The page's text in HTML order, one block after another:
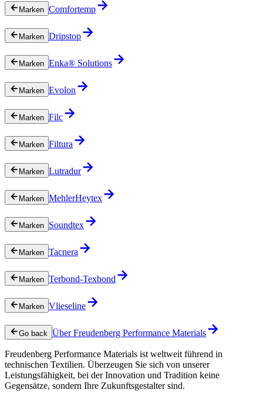
Marken Comfortemp
Marken Dripstop
Marken Enka® Solutions
Marken Evolon
Marken Filc
Marken Filtura
Marken Lutradur
Marken MehlerHeytex
Marken Soundtex
Marken Tacnera
Marken Terbond-Texbond
Marken Vlieseline
Go back Über Freudenberg Performance Materials
Freudenberg Performance Materials ist weltweit führend in
technischen Textilien. Überzeugen Sie sich von unserer
Leistungsfähigkeit, bei der Innovation und Tradition keine
Gegensätze, sondern Ihre Zukunftsgestalter sind.